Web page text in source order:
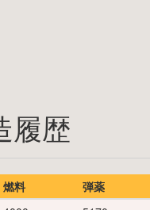
履歴
燃料 弾薬